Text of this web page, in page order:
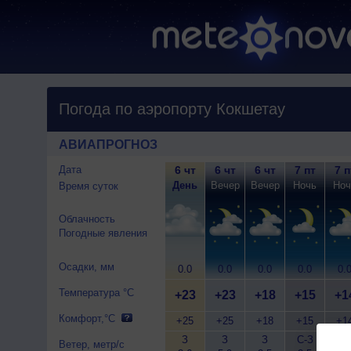
Погода по аэропорту Кокшетау
АВИАПРОГНОЗ
Дата
Время суток
Облачность
Погодные явления
Осадки, мм
Температура °C
Комфорт,°C
Ветер, метр/с
6 чт
День
0.0
+23
+25
З
6 чт
Вечер
0.0
+23
+25
З
6 чт
Вечер
0.0
+18
+18
З
7 пт
Ночь
0.0
+15
+15
С-З
7
0.0